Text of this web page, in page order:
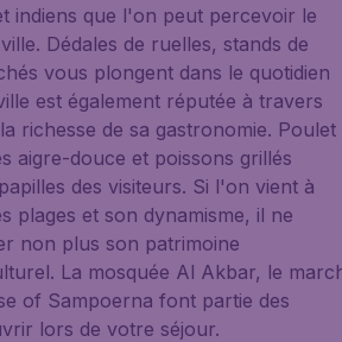
indiens que l'on peut percevoir le
Dédales de ruelles, stands de
vous plongent dans le quotidien
est également réputée à travers
richesse de sa gastronomie. Poulet
aigre-douce et poissons grillés
des visiteurs. Si l'on vient à
plages et son dynamisme, il ne
non plus son patrimoine
La mosquée Al Akbar, le
of Sampoerna font partie des
lors de votre séjour.